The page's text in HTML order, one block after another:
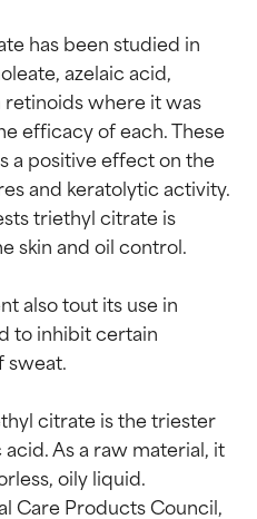
has been studied in
azelaic acid,
where it was
efficacy of each. These
a positive effect on the
and keratolytic activity.
triethyl citrate is
skin and oil control.
also tout its use in
to inhibit certain
sweat.
citrate is the triester
As a raw material, it
oily liquid.
Care Products Council,